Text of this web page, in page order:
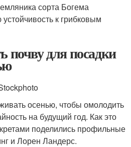
сорта Богема
к грибковым
почву для посадки
осенью, чтобы омолодить
на будущий год. Как это
поделились профильные
и Лорен Ландерс.